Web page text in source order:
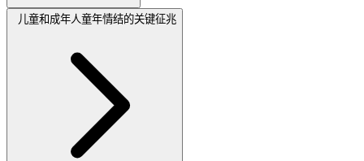
儿童和成年人童年情结的关键征兆